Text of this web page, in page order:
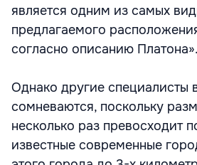
является одним из самых
предлагаемого
согласно описанию Платона».
Однако другие специалисты
сомневаются, поскольку
несколько раз превосходит
известные современные